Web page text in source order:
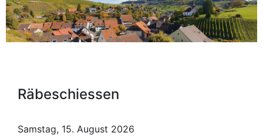
Räbeschiessen
Samstag, 15. August 2026